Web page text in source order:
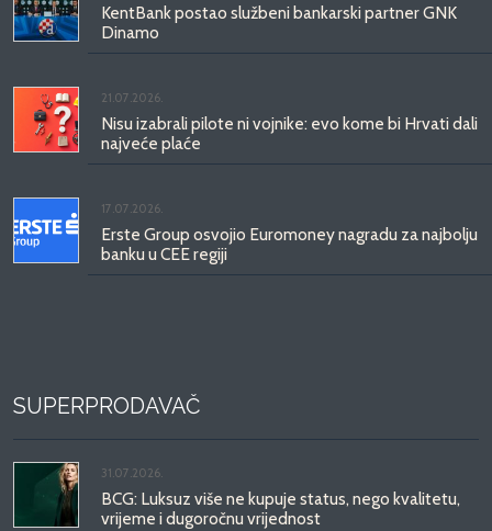
KentBank postao službeni bankarski partner GNK
Dinamo
21.07.2026.
Nisu izabrali pilote ni vojnike: evo kome bi Hrvati dali
najveće plaće
17.07.2026.
Erste Group osvojio Euromoney nagradu za najbolju
banku u CEE regiji
SUPERPRODAVAČ
31.07.2026.
BCG: Luksuz više ne kupuje status, nego kvalitetu,
vrijeme i dugoročnu vrijednost